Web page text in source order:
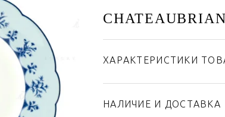
ХАРАКТЕРИСТИКИ
Материал
НАЛИЧИЕ И ДОСТАВКА